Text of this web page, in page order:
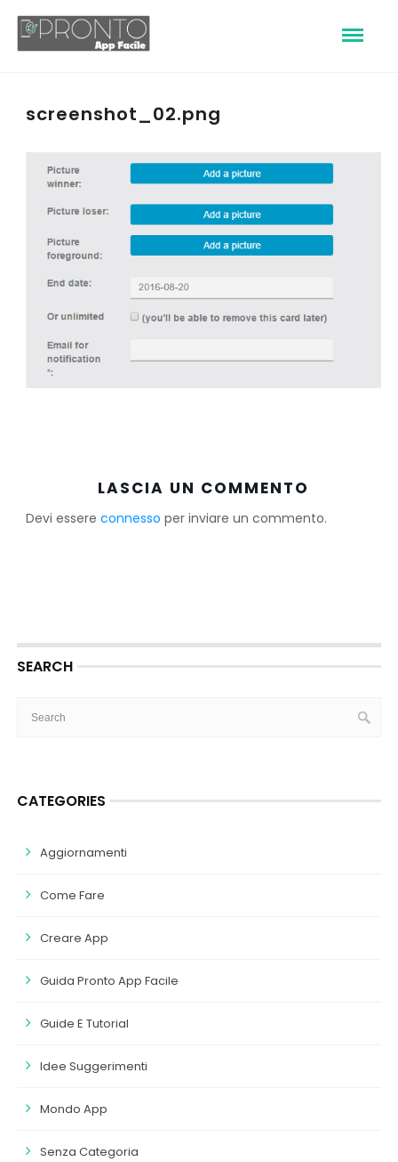
screenshot_02.png
LASCIA UN COMMENTO
Devi essere connesso per inviare un commento.
SEARCH
CATEGORIES
Aggiornamenti
Come Fare
Creare App
Guida Pronto App Facile
Guide E Tutorial
Idee Suggerimenti
Mondo App
Senza Categoria